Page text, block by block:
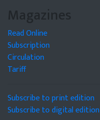
Magazines
Read Online
Subscription
Circulation
Tariff
Subscribe to print edition
Subscribe to digital edition